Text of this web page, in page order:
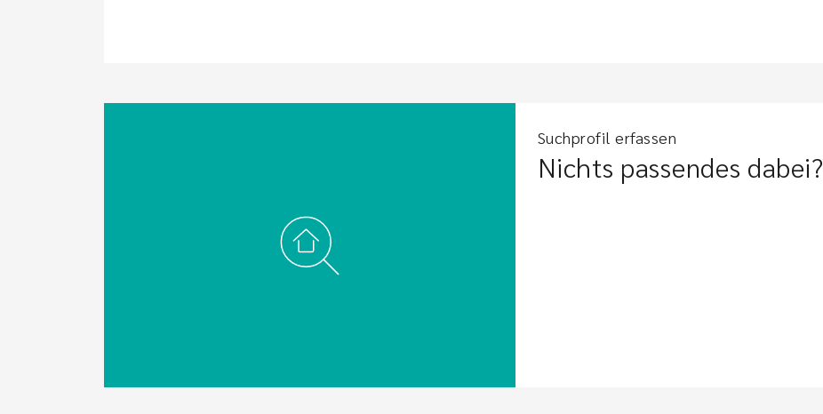
Suchprofil erfassen
Nichts passendes dabei?